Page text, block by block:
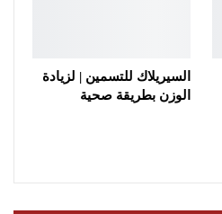
السيريلاك للتسمين | لزيادة
الوزن بطريقة صحية